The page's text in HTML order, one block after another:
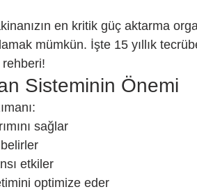
en kritik güç aktarma
mümkün. İşte 15 yıllık
rehberi!
Sisteminin Önemi
sağlar
etkiler
optimize eder